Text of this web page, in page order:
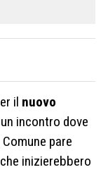
il nuovo
incontro dove
pare
inizierebbero